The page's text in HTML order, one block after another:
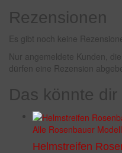
Rezensionen
Es gibt noch keine
Nur angemeldete Kunden,
dürfen eine Rezension
Das könnte
Alle Rosenbauer
Helmstreifen